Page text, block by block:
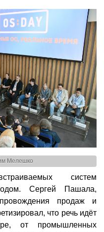
Мелешко
систем
Сергей Пашала,
продаж и
что речь идёт
от промышленных